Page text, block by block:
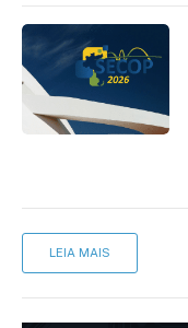
LEIA MAIS